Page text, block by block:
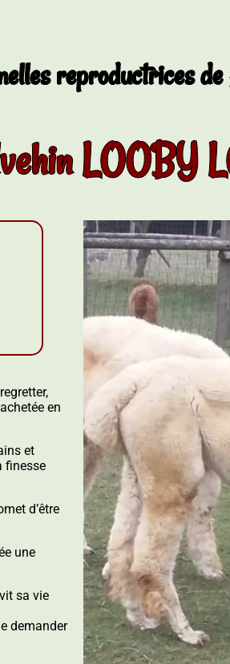
reproductrices
LOOBY
en
et
finesse
d’être
une
sa vie
demander